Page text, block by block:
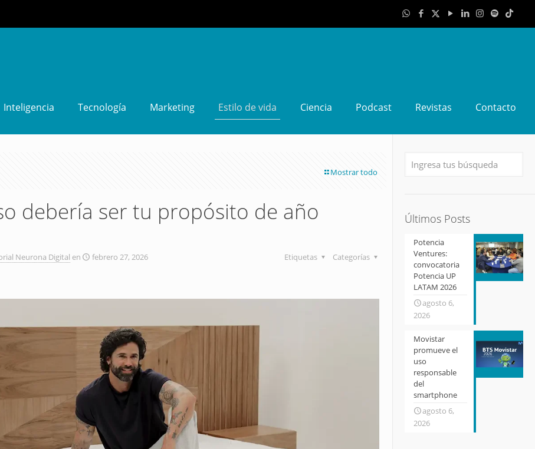
Inteligencia Tecnología Marketing Estilo de vida Ciencia Podcast Revistas Contacto
Mostrar todo
debería ser tu propósito de año
Neurona Digital en febrero 27, 2026 Categorías
Etiquetas
Últimos Posts
Potencia
Ventures:
convocatoria
Potencia UP
LATAM 2026
agosto 6,
2026
Movistar
promueve el
uso
responsable
del
smartphone
agosto 6,
2026